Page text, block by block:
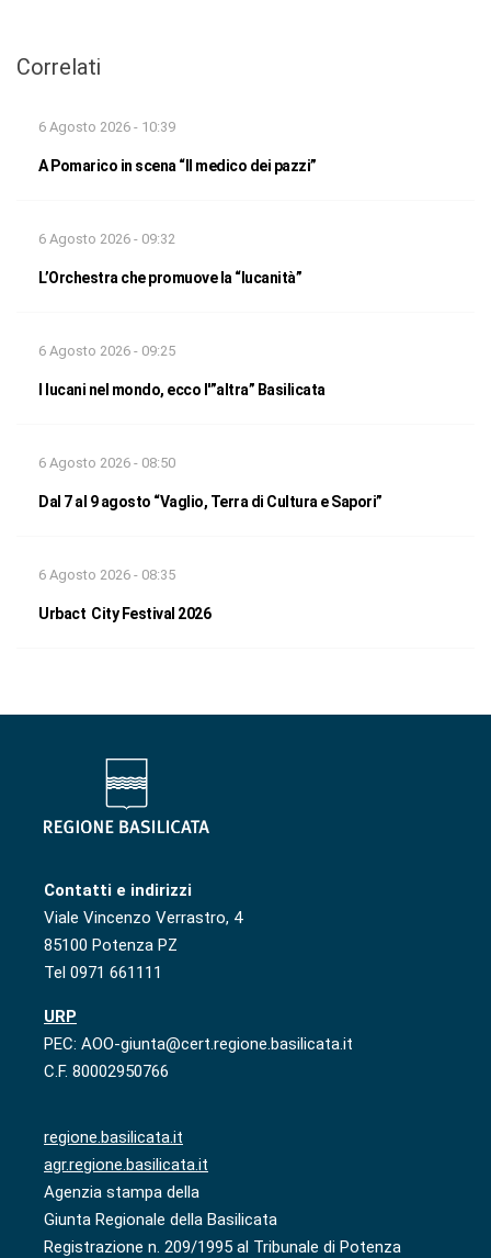
Correlati
6 Agosto 2026 - 10:39
A Pomarico in scena “Il medico dei pazzi”
6 Agosto 2026 - 09:32
L’Orchestra che promuove la “lucanità”
6 Agosto 2026 - 09:25
I lucani nel mondo, ecco l'”altra” Basilicata
6 Agosto 2026 - 08:50
Dal 7 al 9 agosto “Vaglio, Terra di Cultura e Sapori”
6 Agosto 2026 - 08:35
Urbact City Festival 2026
Contatti e indirizzi
Viale Vincenzo Verrastro, 4
85100 Potenza PZ
Tel 0971 661111
URP
PEC: AOO-giunta@cert.regione.basilicata.it
C.F. 80002950766
regione.basilicata.it
agr.regione.basilicata.it
Agenzia stampa della
Giunta Regionale della Basilicata
Registrazione n. 209/1995 al Tribunale di Potenza